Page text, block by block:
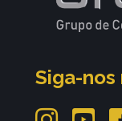
Siga-nos